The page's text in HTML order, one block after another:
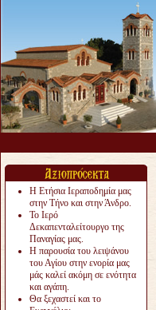
Η Ετήσια Ιεραποδημία μας
στην Τήνο και στην Άνδρο.
Το Ιερό
Δεκαπενταλείτουργο της
Παναγίας μας.
Η παρουσία του λειψάνου
του Αγίου στην ενορία μας
μάς καλεί ακόμη σε ενότητα
και αγάπη.
Θα ξεχαστεί και το